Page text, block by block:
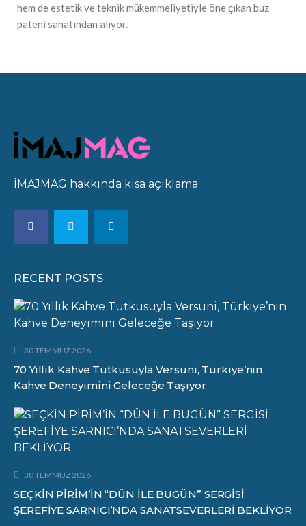
hem de estetik ve teknik mükemmeliyetiyle öne çıkan buz
pateni sanatından alıyor.
İMAJMAG hakkında kısa açıklama
RECENT POSTS
30 TEMMUZ 2026
70 Yıllık Kahve Tutkusuyla Versuni, Türkiye’nin
Kahve Deneyimini Geleceğe Taşıyor
30 TEMMUZ 2026
SEÇKİN PİRİM’İN “DÜN İLE BUGÜN” SERGİSİ
ŞEREFİYE SARNICI’NDA SANATSEVERLERİ BEKLİYOR